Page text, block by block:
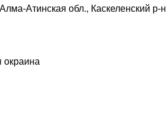
Атинская обл., Каскеленский р-н
окраина